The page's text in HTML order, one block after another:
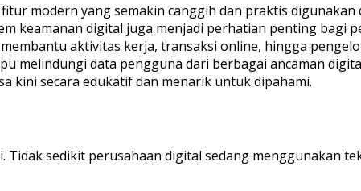
modern yang semakin canggih dan praktis digunakan
keamanan digital juga menjadi perhatian penting bagi
aktivitas kerja, transaksi online, hingga
melindungi data pengguna dari berbagai ancaman
kini secara edukatif dan menarik untuk dipahami.
sedikit perusahaan digital sedang menggunakan